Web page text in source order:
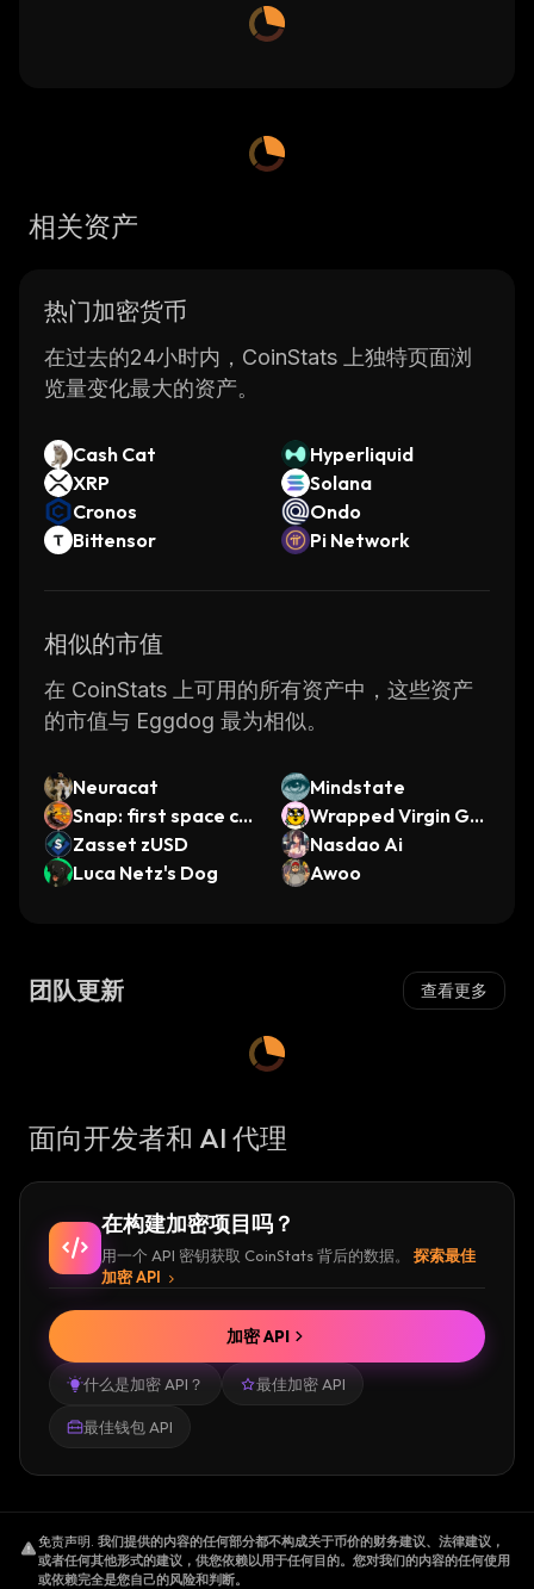
相关资产
热门加密货币
在过去的24小时内，CoinStats 上独特页面浏
览量变化最大的资产。
Cash Cat
Hyperliquid
XRP
Solana
Cronos
Ondo
Bittensor
Pi Network
相似的市值
在 CoinStats 上可用的所有资产中，这些资产
的市值与 Eggdog 最为相似。
Neuracat
Mindstate
Snap: first space co
in
Wrapped Virgin Ge
n-0 CryptoKittties
Zasset zUSD
Nasdao Ai
Luca Netz's Dog
Awoo
团队更新 查看更多
面向开发者和 AI 代理
在构建加密项目吗？
用一个 API 密钥获取 CoinStats 背后的数据。
探索最佳
加密 API
什么是加密 API？ 最佳加密 API
最佳钱包 API
加密 API
免责声明. 我们提供的内容的任何部分都不构成关于币价的财务建议、法律建议，
或者任何其他形式的建议，供您依赖以用于任何目的。您对我们的内容的任何使用
或依赖完全是您自己的风险和判断。